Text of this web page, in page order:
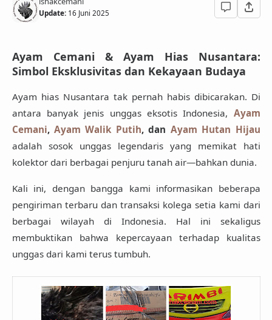
Update: 16 Juni 2025
Ayam Cemani & Ayam Hias Nusantara:
Simbol Eksklusivitas dan Kekayaan Budaya
Ayam hias Nusantara tak pernah habis dibicarakan. Di
antara banyak jenis unggas eksotis Indonesia, Ayam
Cemani, Ayam Walik Putih, dan Ayam Hutan Hijau
adalah sosok unggas legendaris yang memikat hati
kolektor dari berbagai penjuru tanah air—bahkan dunia.
Kali ini, dengan bangga kami informasikan beberapa
pengiriman terbaru dan transaksi kolega setia kami dari
berbagai wilayah di Indonesia. Hal ini sekaligus
membuktikan bahwa kepercayaan terhadap kualitas
unggas dari kami terus tumbuh.